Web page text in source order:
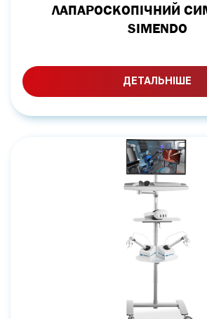
ЛАПАРОСКОПІЧНИЙ
SIMENDO
ДЕТАЛЬНІШЕ